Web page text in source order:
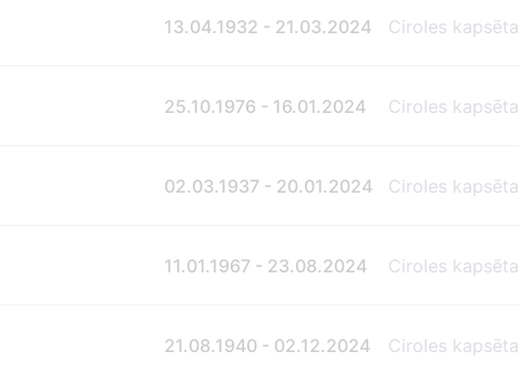
13.04.1932 - 21.03.2024 Ciroles kapsēta
25.10.1976 - 16.01.2024 Ciroles kapsēta
02.03.1937 - 20.01.2024 Ciroles kapsēta
11.01.1967 - 23.08.2024 Ciroles kapsēta
21.08.1940 - 02.12.2024 Ciroles kapsēta